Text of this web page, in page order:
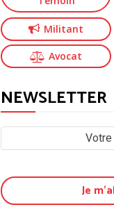
Militant
Avocat
NEWSLETTER